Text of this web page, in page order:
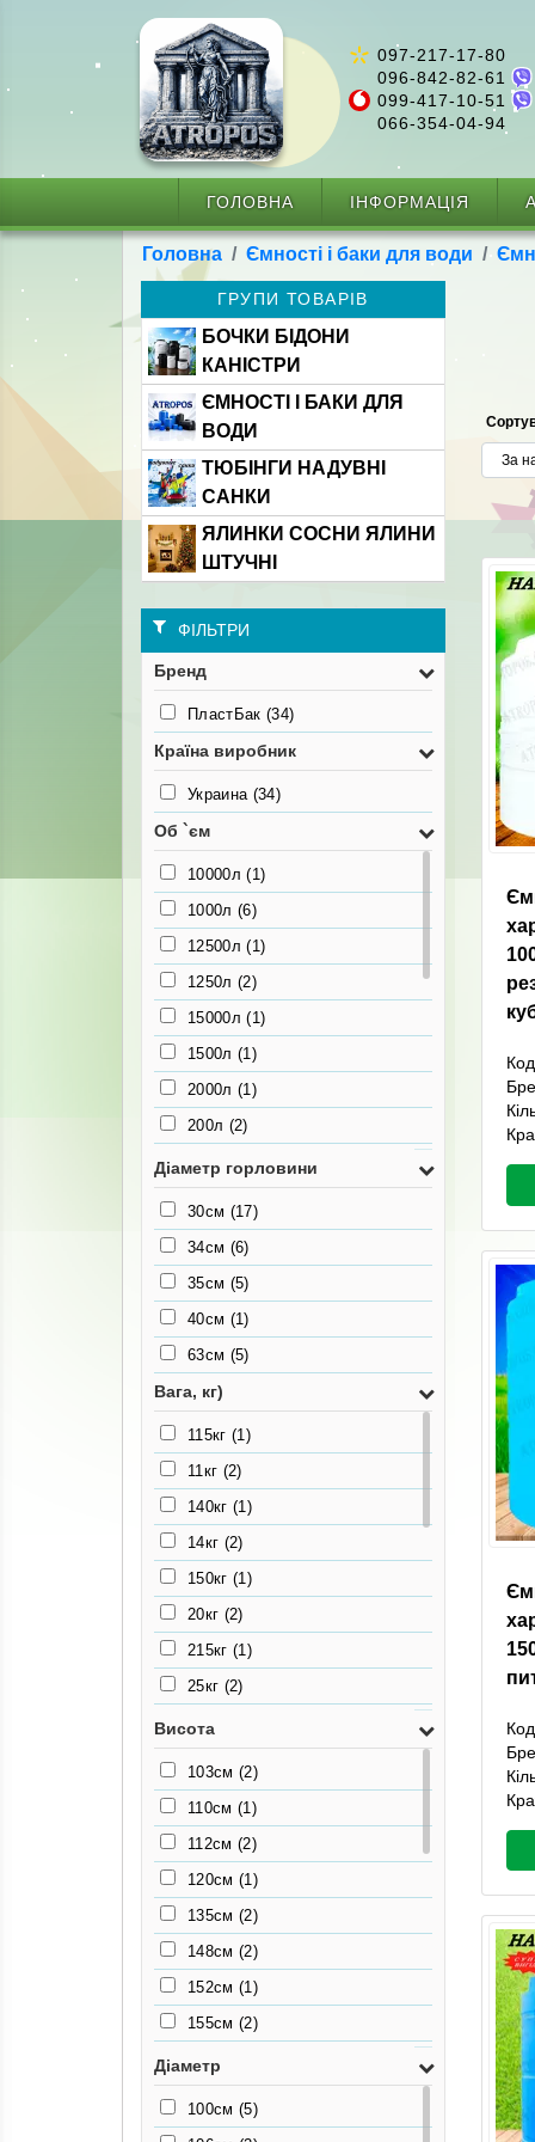
097-217-17-80
096-842-82-61
099-417-10-51
066-354-04-94
ГОЛОВНА ІНФОРМАЦІЯ
Головна Ємності і баки для води
ГРУПИ ТОВАРІВ
БОЧКИ БІДОНИ
КАНІСТРИ
ЄМНОСТІ І БАКИ ДЛЯ
ВОДИ
ТЮБІНГИ НАДУВНІ
САНКИ
ЯЛИНКИ СОСНИ ЯЛИНИ
ШТУЧНІ
ФІЛЬТРИ
Бренд
ПластБак (34)
Країна виробник
Украина (34)
Об `єм
10000л(1)
1000л (6)
12500л(1)
1250л (2)
15000л(1)
1500л (1)
2000л (1)
200л (2)
2500л(1)
300л(5)
3500л(1)
4000л(1)
4500л(1)
5000л(1)
500л(3)
7000л(1)
7500л(1)
750л(3)
Діаметр горловини
30см (17)
34см (6)
35см (5)
40см (1)
63см (5)
Вага, кг)
115кг (1)
11кг (2)
140кг (1)
14кг (2)
150кг (1)
20кг (2)
215кг (1)
25кг (2)
270кг
335кг(1)
35(2)
40кг(1)
43кг(1)
48кг(1)
60кг(1)
66кг(1)
70кг(1)
7кг(2)
80кг(1)
Висота
103см (2)
110см (1)
112см (2)
120см (1)
135см (2)
148см (2)
152см (1)
155см (2)
176см
179см(1)
Діаметр
100см (5)